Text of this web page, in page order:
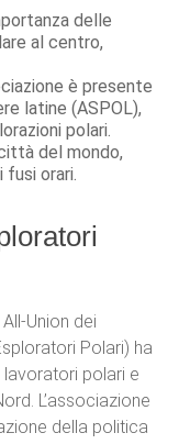
delle
al centro,
è presente
latine (ASPOL),
polari.
del mondo,
fusi orari.
Union dei
Polari) ha
lavoratori polari e
L’associazione
della politica